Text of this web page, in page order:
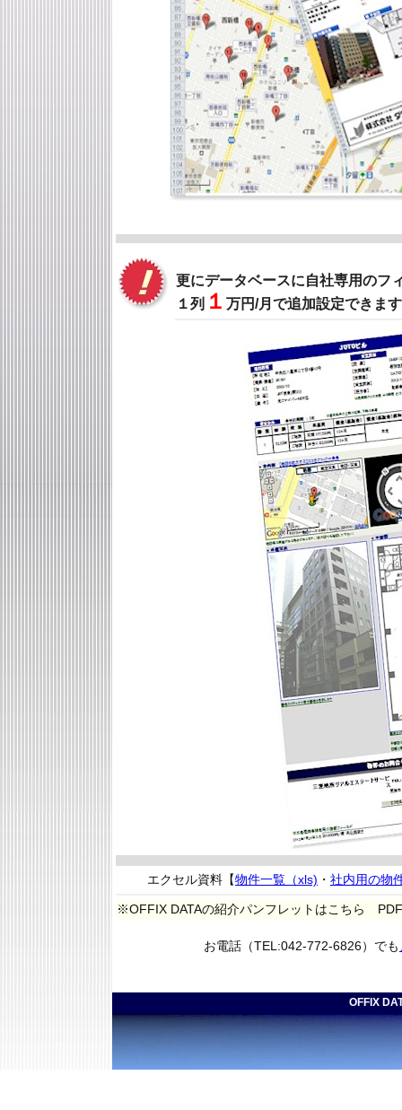
更にデータベースに自社専用のフ
１列 １ 万円/月で追加設定できます
エクセル資料【物件一覧（xls) ・ 社内用の物
※OFFIX DATAの紹介パンフレットはこちら
お電話（TEL:042-772-6826）でも
OFFIX